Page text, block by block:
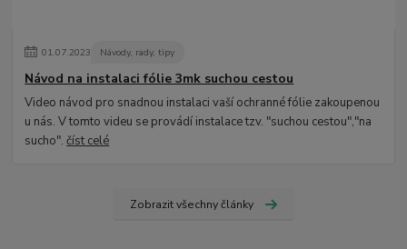
01.07.2023 Návody, rady, tipy
Návod na instalaci fólie 3mk suchou cestou
Video návod pro snadnou instalaci vaší ochranné fólie zakoupenou
u nás. V tomto videu se provádí instalace tzv. "suchou cestou","na
sucho".číst celé
Zobrazit všechny články